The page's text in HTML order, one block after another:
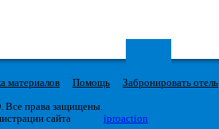
материалов Помощь
Забронировать отель
Все права защищены.
сайта
iproaction